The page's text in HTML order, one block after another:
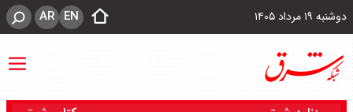
دوشنبه ۱۹ مرداد ۱۴۰۵ EN
AR